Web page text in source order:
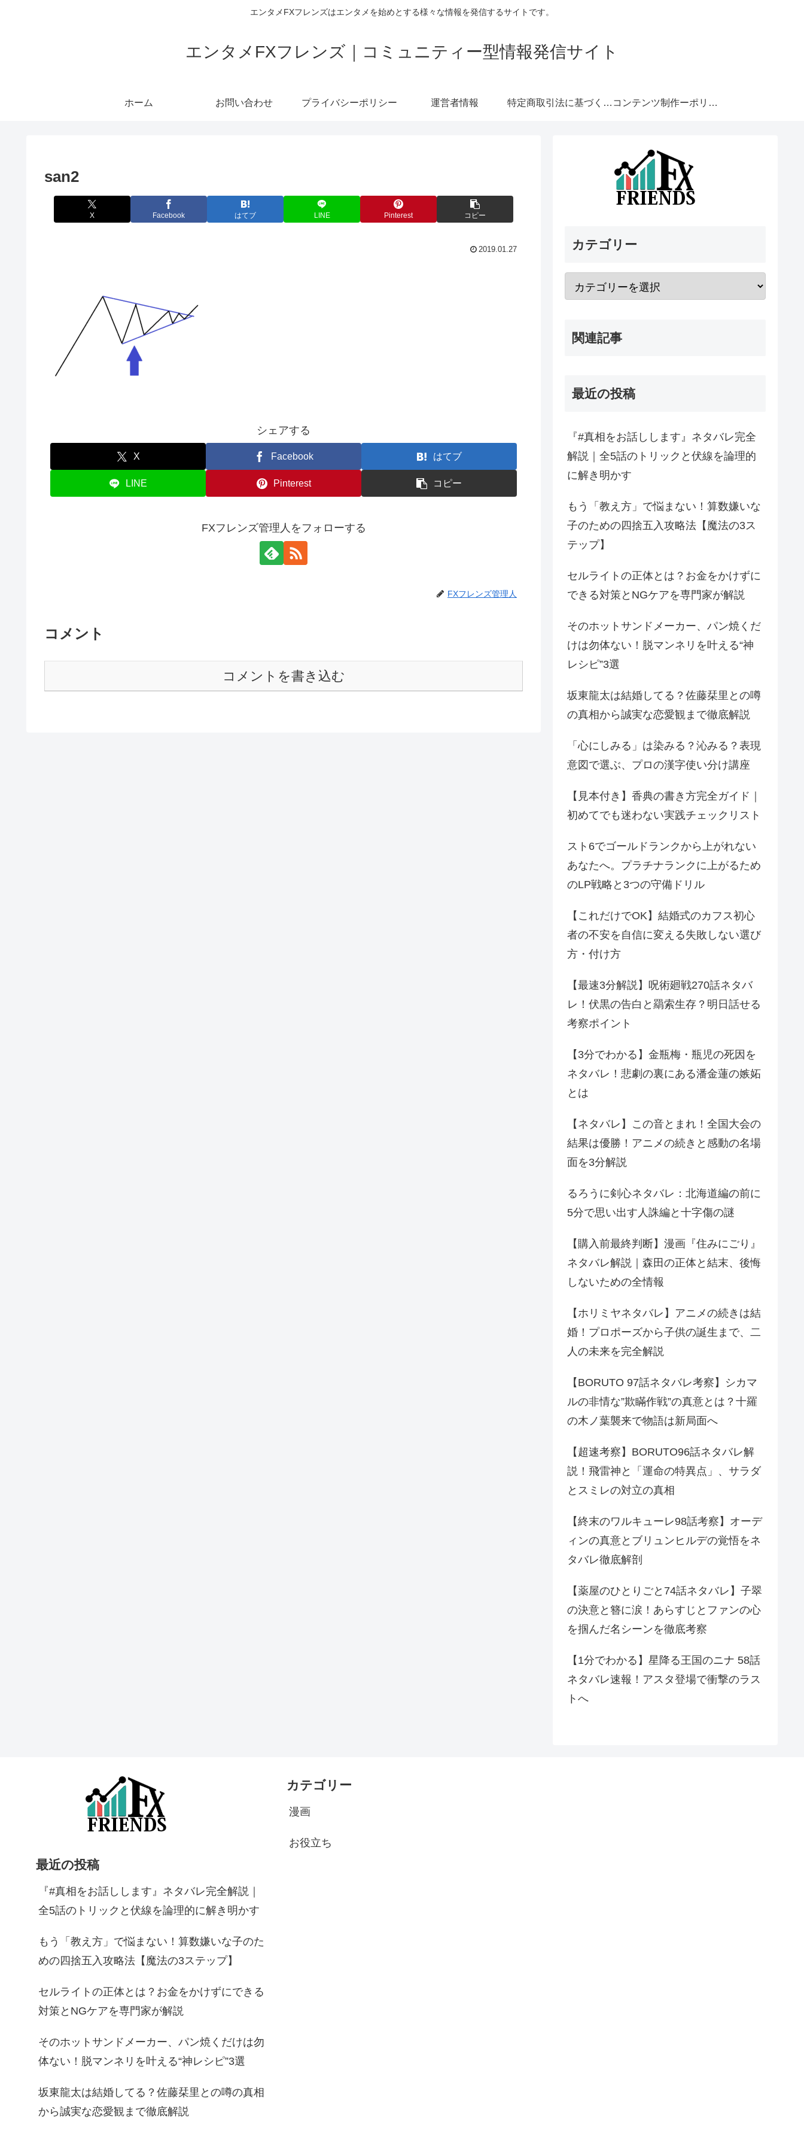
エンタメFXフレンズはエンタメを始めとする様々な情報を発信するサイトです。
エンタメFXフレンズ｜コミュニティー型情報発信サイト
ホーム お問い合わせ プライバシーポリシー 運営者情報 特定商取引法に基づく表記 コンテンツ制作ーポリシー
san2
X Facebook はてブ LINE Pinterest コピー
2019.01.27
シェアする
X Facebook はてブ
LINE Pinterest コピー
FXフレンズ管理人をフォローする
FXフレンズ管理人
コメント
コメントを書き込む
カテゴリー
関連記事
最近の投稿
『#真相をお話しします』ネタバレ完全
解説｜全5話のトリックと伏線を論理的
に解き明かす
もう「教え方」で悩まない！算数嫌いな
子のための四捨五入攻略法【魔法の3ス
テップ】
セルライトの正体とは？お金をかけずに
できる対策とNGケアを専門家が解説
そのホットサンドメーカー、パン焼くだ
けは勿体ない！脱マンネリを叶える“神
レシピ”3選
坂東龍太は結婚してる？佐藤栞里との噂
の真相から誠実な恋愛観まで徹底解説
「心にしみる」は染みる？沁みる？表現
意図で選ぶ、プロの漢字使い分け講座
【見本付き】香典の書き方完全ガイド｜
初めてでも迷わない実践チェックリスト
スト6でゴールドランクから上がれない
あなたへ。プラチナランクに上がるため
のLP戦略と3つの守備ドリル
【これだけでOK】結婚式のカフス初心
者の不安を自信に変える失敗しない選び
方・付け方
【最速3分解説】呪術廻戦270話ネタバ
レ！伏黒の告白と羂索生存？明日話せる
考察ポイント
【3分でわかる】金瓶梅・瓶児の死因を
ネタバレ！悲劇の裏にある潘金蓮の嫉妬
とは
【ネタバレ】この音とまれ！全国大会の
結果は優勝！アニメの続きと感動の名場
面を3分解説
るろうに剣心ネタバレ：北海道編の前に
5分で思い出す人誅編と十字傷の謎
【購入前最終判断】漫画『住みにごり』
ネタバレ解説｜森田の正体と結末、後悔
しないための全情報
【ホリミヤネタバレ】アニメの続きは結
婚！プロポーズから子供の誕生まで、二
人の未来を完全解説
【BORUTO 97話ネタバレ考察】シカマ
ルの非情な”欺瞞作戦”の真意とは？十羅
の木ノ葉襲来で物語は新局面へ
【超速考察】BORUTO96話ネタバレ解
説！飛雷神と「運命の特異点」、サラダ
とスミレの対立の真相
【終末のワルキューレ98話考察】オーデ
ィンの真意とブリュンヒルデの覚悟をネ
タバレ徹底解剖
【薬屋のひとりごと74話ネタバレ】子翠
の決意と簪に涙！あらすじとファンの心
を掴んだ名シーンを徹底考察
【1分でわかる】星降る王国のニナ 58話
ネタバレ速報！アスタ登場で衝撃のラス
トへ
最近の投稿
『#真相をお話しします』ネタバレ完全解説｜
全5話のトリックと伏線を論理的に解き明かす
もう「教え方」で悩まない！算数嫌いな子のた
めの四捨五入攻略法【魔法の3ステップ】
セルライトの正体とは？お金をかけずにできる
対策とNGケアを専門家が解説
そのホットサンドメーカー、パン焼くだけは勿
体ない！脱マンネリを叶える“神レシピ”3選
坂東龍太は結婚してる？佐藤栞里との噂の真相
から誠実な恋愛観まで徹底解説
カテゴリー
漫画
お役立ち